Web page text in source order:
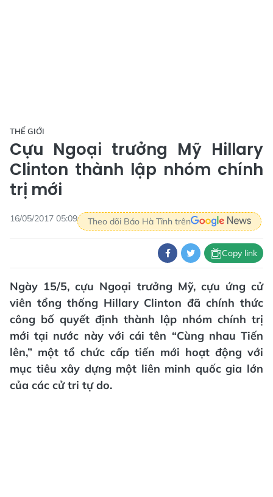
THẾ GIỚI
Cựu Ngoại trưởng Mỹ Hillary
Clinton thành lập nhóm chính
trị mới
16/05/2017 05:09 Theo dõi Báo Hà Tĩnh trên
Copy link
Ngày 15/5, cựu Ngoại trưởng Mỹ, cựu ứng cử
viên tổng thống Hillary Clinton đã chính thức
công bố quyết định thành lập nhóm chính trị
mới tại nước này với cái tên “Cùng nhau Tiến
lên,” một tổ chức cấp tiến mới hoạt động với
mục tiêu xây dựng một liên minh quốc gia lớn
của các cử tri tự do.